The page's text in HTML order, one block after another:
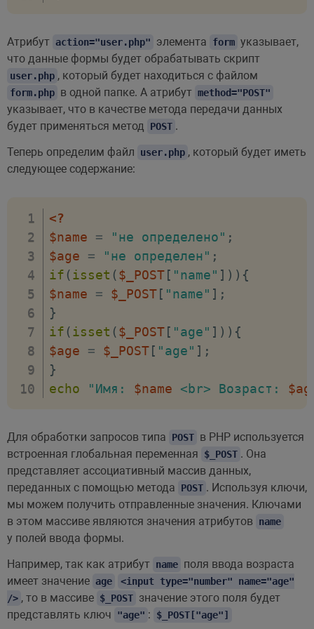
Атрибут action="user.php" элемента form указывает,
что данные формы будет обрабатывать скрипт
user.php , который будет находиться с файлом
form.php в одной папке. А атрибут method="POST"
указывает, что в качестве метода передачи данных
будет применяться метод
POST .
Теперь определим файл
user.php , который будет иметь
следующее содержание:
<?
$name
= "не определено" ;
$age
= "не определен" ;
if (isset ($_POST[ "name" ] ) ) {
$name
= $_POST[ "name" ] ;
}
if (isset ($_POST[ "age" ] ) ) {
$age
= $_POST[ "age" ] ;
}
echo
"Имя: $name <br> Возраст:
Для обработки запросов типа POST в PHP используется
встроенная глобальная переменная
$_POST . Она
представляет ассоциативный массив данных,
переданных с помощью метода
POST . Используя ключи,
мы можем получить отправленные значения. Ключами
в этом массиве являются значения атрибутов name
у полей ввода формы.
Например, так как атрибут name поля ввода возраста
имеет значение age
<input type="number" name="age"
/> , то в массиве $_POST значение этого поля будет
представлять ключ
"age" : $_POST["age"]